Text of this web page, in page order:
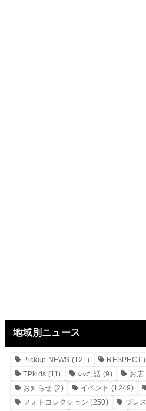
地域別ニュース
Pickup NEWS (121) RESPECT
TPkids (11) ○○な話 (9) お店
お知らせ (2) イベント (1249)
フォトコレクション (250) プレ